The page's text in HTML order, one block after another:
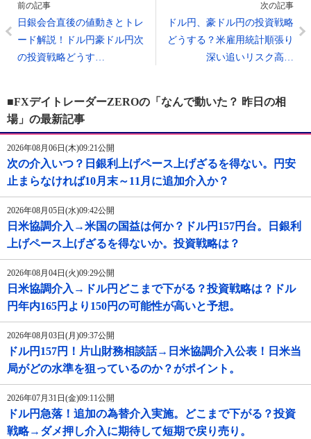
前の記事
日銀会合直後の値動きとトレ
ード解説！ドル円豪ドル円次
の投資戦略どうす…
次の記事
ドル円、豪ドル円の投資戦略
どうする？米雇用統計順張り
深い追いリスク高…
■FXデイトレーダーZEROの「なんで動いた？ 昨日の相
場」の最新記事
2026年08月06日(木)09:21公開
次の介入いつ？日銀利上げペース上げざるを得ない。円安
止まらなければ10月末～11月に追加介入か？
2026年08月05日(水)09:42公開
日米協調介入→米国の国益は何か？ドル円157円台。日銀利
上げペース上げざるを得ないか。投資戦略は？
2026年08月04日(火)09:29公開
日米協調介入→ドル円どこまで下がる？投資戦略は？ドル
円年内165円より150円の可能性が高いと予想。
2026年08月03日(月)09:37公開
ドル円157円！片山財務相談話→日米協調介入公表！日米当
局がどの水準を狙っているのか？がポイント。
2026年07月31日(金)09:11公開
ドル円急落！追加の為替介入実施。どこまで下がる？投資
戦略→ダメ押し介入に期待して短期で戻り売り。